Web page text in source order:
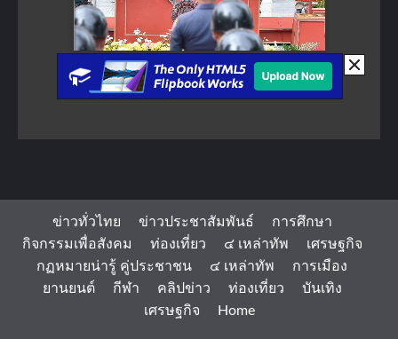
ข่าวทั่วไทย ข่าวประชาสัมพันธ์
การศึกษา
กิจกรรมเพื่อสังคม
ท่องเที่ยว ๔ เหล่าทัพ
เศรษฐกิจ
กฏหมายน่ารู้ คู่ประชาชน
๔ เหล่าทัพ
การเมือง
ยานยนต์
กีฬา คลิปข่าว ท่องเที่ยว
บันเทิง
เศรษฐกิจ
Home